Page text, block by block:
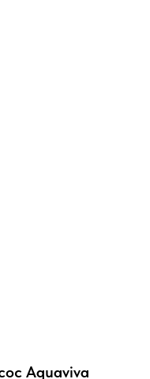
Aquaviva